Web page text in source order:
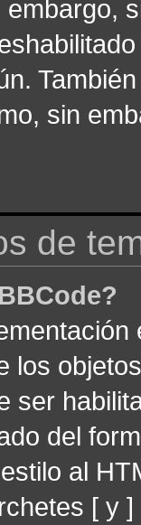
sin
de
los
ser
del
al
[ y